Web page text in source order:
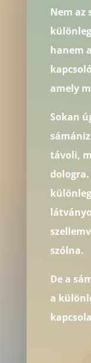
Nem az
hanem
amely
Sokan
távoli,
szólna.
De a
a